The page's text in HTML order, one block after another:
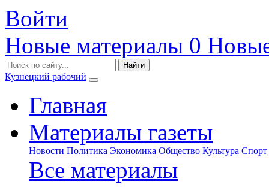
Войти
Новые материалы 0
Кузнецкий рабочий
Главная
Материалы газеты
Новости Политика Экономика Общество Культура Спорт
Все материалы